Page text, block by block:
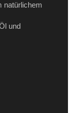
natürlichem
und